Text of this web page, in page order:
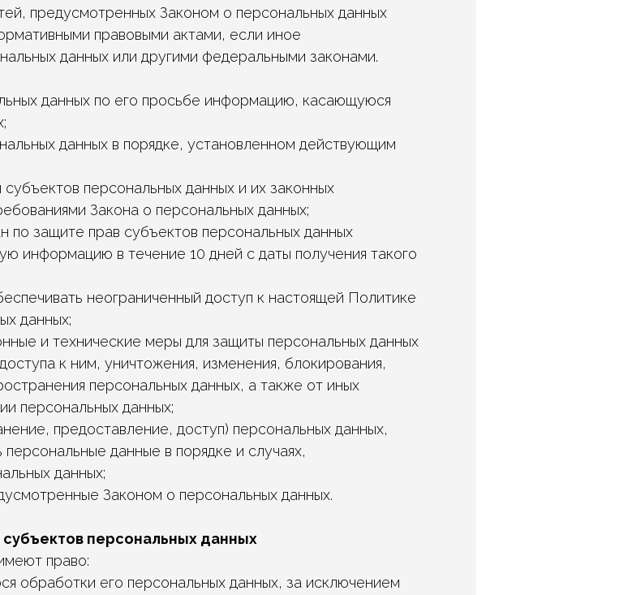
предусмотренных Законом о персональных данных
правовыми актами, если иное
данных или другими федеральными законами.
данных по его просьбе информацию, касающуюся
данных в порядке, установленном действующим
персональных данных и их законных
Закона о персональных данных;
защите прав субъектов персональных данных
информацию в течение 10 дней с даты получения такого
неограниченный доступ к настоящей Политике
данных;
и технические меры для защиты персональных данных
к ним, уничтожения, изменения, блокирования,
персональных данных, а также от иных
персональных данных;
предоставление, доступ) персональных данных,
данные в порядке и случаях,
данных;
Законом о персональных данных.
персональных данных
право:
обработки его персональных данных, за исключением